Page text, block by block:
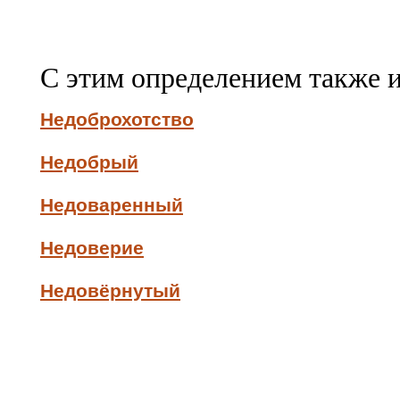
С этим определением также
Недоброхотство
Недобрый
Недоваренный
Недоверие
Недовёрнутый